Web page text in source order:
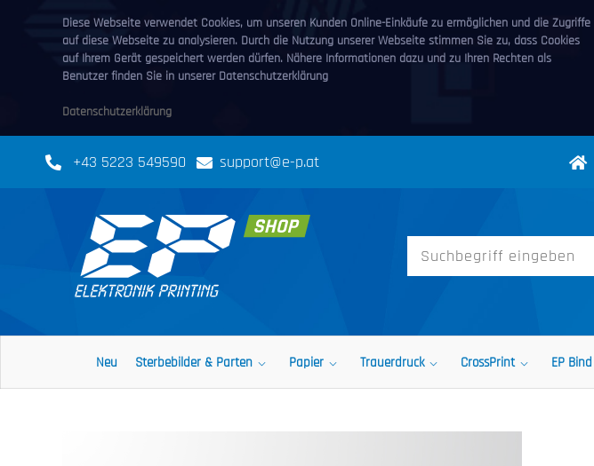
Diese Webseite verwendet Cookies, um unseren Kunden Online-Einkäufe zu ermöglichen und die Zugriffe
auf diese Webseite zu analysieren. Durch die Nutzung unserer Webseite stimmen Sie zu, dass Cookies
auf Ihrem Gerät gespeichert werden dürfen. Nähere Informationen dazu und zu Ihren Rechten als
Benutzer finden Sie in unserer Datenschutzerklärung
Datenschutzerklärung
+43 5223 549590 support@e-p.at
Neu Sterbebilder & Parten Papier Trauerdruck CrossPrint EP Bind